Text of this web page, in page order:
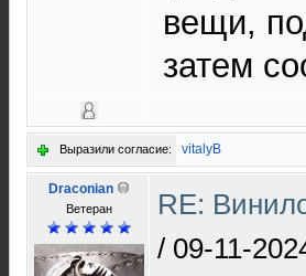
вещи,
затем
Выразили согласие: vitalyB
Draconian
Ветеран
RE:
/ 09-11-